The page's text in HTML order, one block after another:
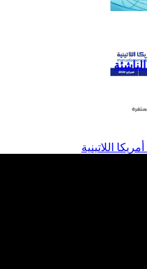
اللاتينية